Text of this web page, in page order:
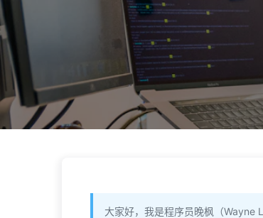
大家好，我是程序员晚枫（Wayne